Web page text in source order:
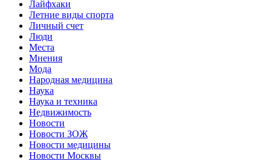
Лайфхаки
Летние виды спорта
Личный счет
Люди
Места
Мнения
Мода
Народная медицина
Наука
Наука и техника
Недвижимость
Новости
Новости ЗОЖ
Новости медицины
Новости Москвы